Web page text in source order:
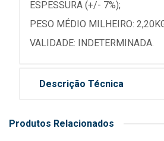
ESPESSURA (+/- 7%);
PESO MÉDIO MILHEIRO:
VALIDADE: INDETERMINADA.
Descrição Técnica
Produtos Relacionados